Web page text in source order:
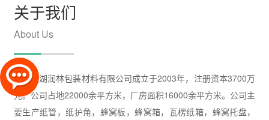
关于我们
About Us
芜湖润林包装材料有限公司成立于2003年，注册资本3700万
元。公司占地22000余平方米，厂房面积16000余平方米。公司主
要生产纸管，纸护角，蜂窝板，蜂窝箱，瓦楞纸箱，蜂窝托盘，